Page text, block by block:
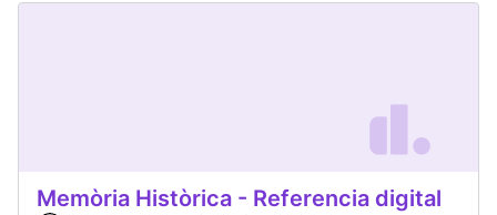
Memòria Històrica - Referencia digital